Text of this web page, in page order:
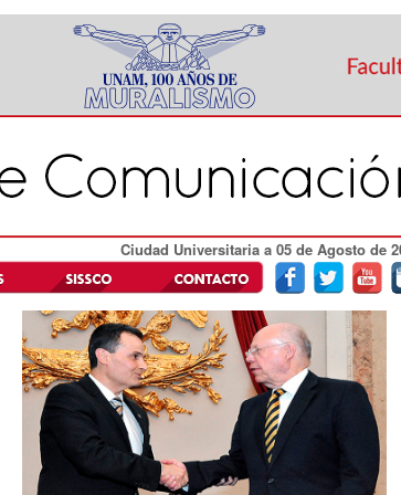
Ciudad Universitaria a 05 de Agosto de